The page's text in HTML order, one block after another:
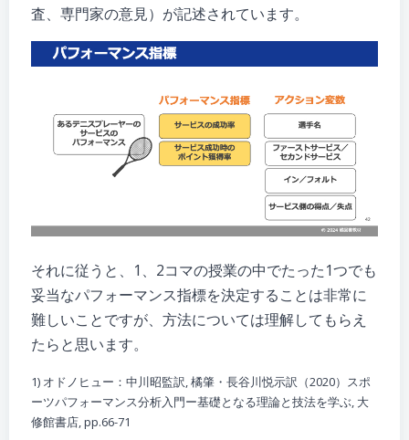
査、専門家の意見）が記述されています。
それに従うと、1、2コマの授業の中でたった1つでも
妥当なパフォーマンス指標を決定することは非常に
難しいことですが、方法については理解してもらえ
たらと思います。
1) オドノヒュー：中川昭監訳, 橘肇・長谷川悦示訳（2020）スポ
ーツパフォーマンス分析入門ー基礎となる理論と技法を学ぶ, 大
修館書店, pp.66-71